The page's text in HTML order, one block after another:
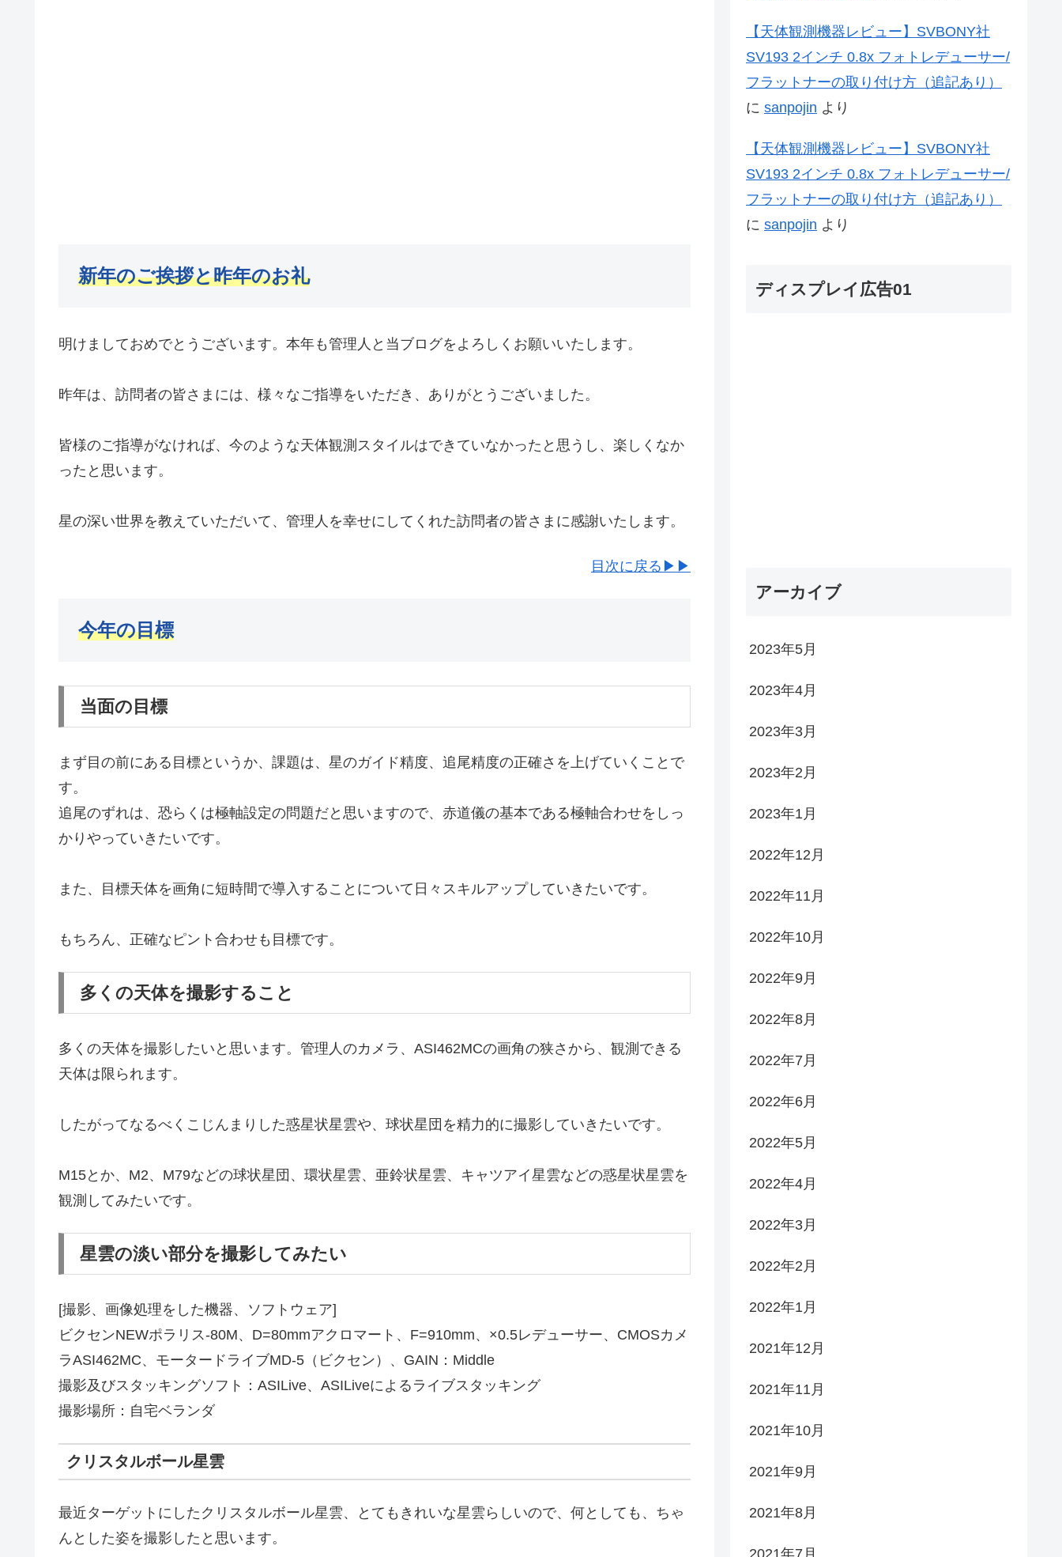
新年のご挨拶と昨年のお礼
明けましておめでとうございます。本年も管理人と当ブログをよろしくお願いいたします。
昨年は、訪問者の皆さまには、様々なご指導をいただき、ありがとうございました。
皆様のご指導がなければ、今のような天体観測スタイルはできていなかったと思うし、楽しくなか
ったと思います。
星の深い世界を教えていただいて、管理人を幸せにしてくれた訪問者の皆さまに感謝いたします。
目次に戻る▶▶
今年の目標
当面の目標
まず目の前にある目標というか、課題は、星のガイド精度、追尾精度の正確さを上げていくことで
す。
追尾のずれは、恐らくは極軸設定の問題だと思いますので、赤道儀の基本である極軸合わせをしっ
かりやっていきたいです。
また、目標天体を画角に短時間で導入することについて日々スキルアップしていきたいです。
もちろん、正確なピント合わせも目標です。
多くの天体を撮影すること
多くの天体を撮影したいと思います。管理人のカメラ、ASI462MCの画角の狭さから、観測できる
天体は限られます。
したがってなるべくこじんまりした惑星状星雲や、球状星団を精力的に撮影していきたいです。
M15とか、M2、M79などの球状星団、環状星雲、亜鈴状星雲、キャツアイ星雲などの惑星状星雲を
観測してみたいです。
星雲の淡い部分を撮影してみたい
[撮影、画像処理をした機器、ソフトウェア]
ビクセンNEWポラリス-80M、D=80mmアクロマート、F=910mm、×0.5レデューサー、CMOSカメ
ラASI462MC、モータードライブMD-5（ビクセン）、GAIN：Middle
撮影及びスタッキングソフト：ASILive、ASILiveによるライブスタッキング
撮影場所：自宅ベランダ
クリスタルボール星雲
最近ターゲットにしたクリスタルボール星雲、とてもきれいな星雲らしいので、何としても、ちゃ
んとした姿を撮影したと思います。
【天体観測機器レビュー】SVBONY社
SV193 2インチ 0.8x フォトレデューサー/
フラットナーの取り付け方（追記あり）
に sanpojin より
【天体観測機器レビュー】SVBONY社
SV193 2インチ 0.8x フォトレデューサー/
フラットナーの取り付け方（追記あり）
に sanpojin より
ディスプレイ広告01
アーカイブ
2023年5月
2023年4月
2023年3月
2023年2月
2023年1月
2022年12月
2022年11月
2022年10月
2022年9月
2022年8月
2022年7月
2022年6月
2022年5月
2022年4月
2022年3月
2022年2月
2022年1月
2021年12月
2021年11月
2021年10月
2021年9月
2021年8月
2021年7月